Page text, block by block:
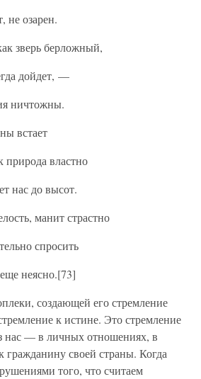
не озарен.
зверь берложный,
дойдет, —
ничтожны.
встает
природа властно
нас до высот.
манит страстно
спросить
неясно.[73]
создающей его стремление
к истине. Это стремление
нас — в личных отношениях, в
гражданину своей страны. Когда
того, что считаем